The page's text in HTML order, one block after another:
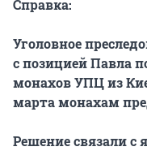
Справка:
Уголовное
с позицией Павла
монахов УПЦ из
марта монахам
Решение связали